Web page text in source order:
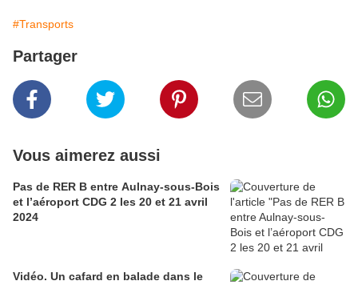
#Transports
Partager
Vous aimerez aussi
Pas de RER B entre Aulnay-sous-Bois
et l’aéroport CDG 2 les 20 et 21 avril
2024
Vidéo. Un cafard en balade dans le